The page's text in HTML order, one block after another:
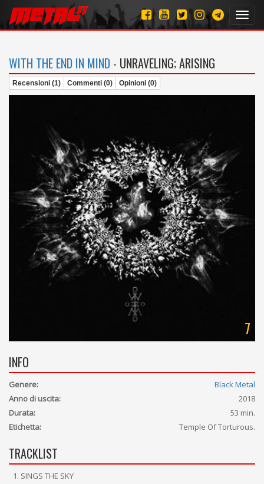
WITH THE END IN MIND - UNRAVELING; ARISING
Recensioni (1) Commenti (0) Opinioni (0)
7
INFO
Genere:
Black Metal
Anno di uscita:
2018
Durata:
53 min.
Etichetta:
Temple Of Torturous.
TRACKLIST
SINGS THE SKY